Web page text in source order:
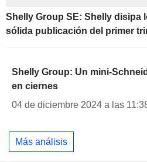
Shelly Group SE: Shelly disipa
sólida publicación del primer
Shelly Group: Un mini-
en ciernes
04 de diciembre 2024 a las
Más análisis